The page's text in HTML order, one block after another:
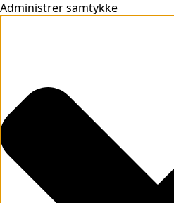
Administrer samtykke